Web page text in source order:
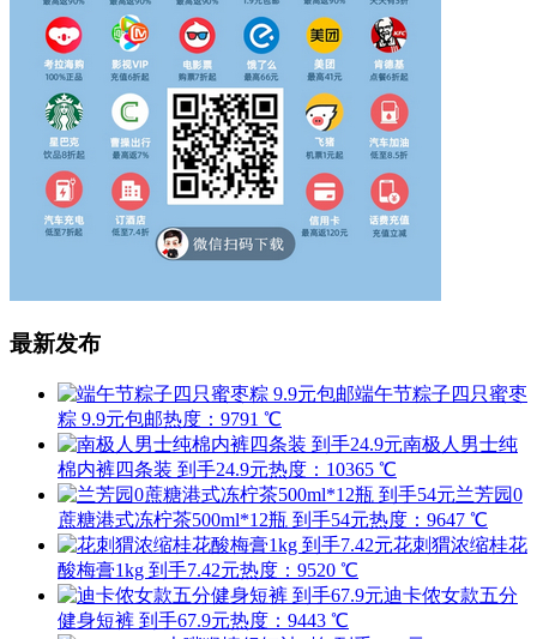
最新发布
端午节粽子四只蜜枣
粽 9.9元包邮热度：9791 ℃
南极人男士纯
棉内裤四条装 到手24.9元热度：10365 ℃
兰芳园0
蔗糖港式冻柠茶500ml*12瓶 到手54元热度：9647 ℃
花刺猬浓缩桂花
酸梅膏1kg 到手7.42元热度：9520 ℃
迪卡侬女款五分
健身短裤 到手67.9元热度：9443 ℃